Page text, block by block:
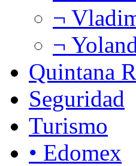
¬
¬
Quintana
Seguridad
Turismo
• Edomex